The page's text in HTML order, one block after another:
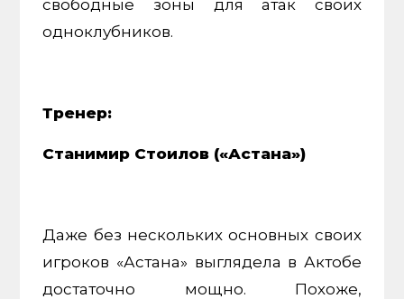
свободные зоны для атак своих
одноклубников.
Тренер:
Станимир Стоилов («Астана»)
Даже без нескольких основных своих
игроков «Астана» выглядела в Актобе
достаточно мощно. Похоже,